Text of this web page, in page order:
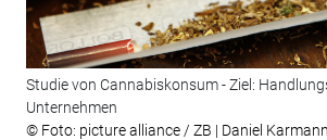
Studie von Cannabiskonsum - Ziel:
Unternehmen
© Foto: picture alliance / ZB | Daniel Karmann